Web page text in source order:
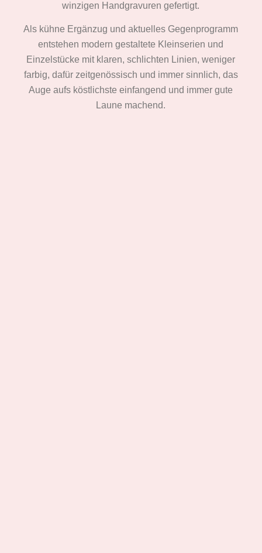
winzigen Handgravuren gefertigt.
Als kühne Ergänzug und aktuelles Gegenprogramm
entstehen modern gestaltete Kleinserien und
Einzelstücke mit klaren, schlichten Linien, weniger
farbig, dafür zeitgenössisch und immer sinnlich, das
Auge aufs köstlichste einfangend und immer gute
Laune machend.